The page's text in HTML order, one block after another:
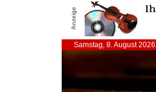
Anzeige
Samstag, 8. August 2026